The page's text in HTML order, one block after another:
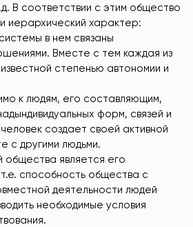
В соответствии с этим общество
иерархический характер:
в нем связаны
Вместе с тем каждая из
степенью автономии и
к людям, его составляющим,
форм, связей и
создает своей активной
с другими людьми.
является его
способность общества с
деятельности людей
необходимые условия